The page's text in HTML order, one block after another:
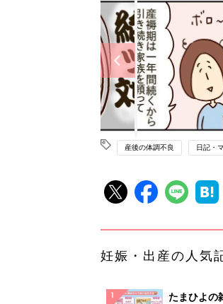
産後の体調不良 日記・
妊娠・出産の人気
たまひよの